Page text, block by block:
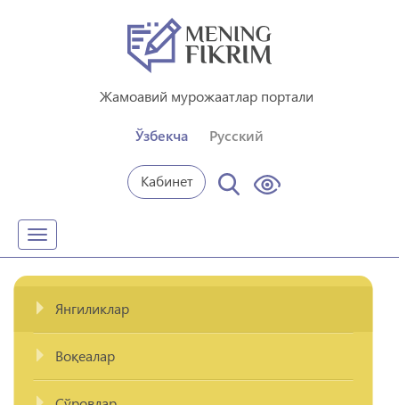
Жамоавий мурожаатлар портали
Ўзбекча Русский
Кабинет
Toggle
navigation
Янгиликлар
Воқеалар